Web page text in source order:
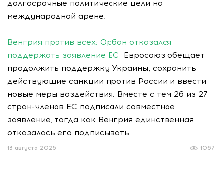
долгосрочные политические цели на
международной арене.
Венгрия против всех: Орбан отказался
поддержать заявление ЕС Евросоюз обещает
продолжить поддержку Украины, сохранить
действующие санкции против России и ввести
новые меры воздействия. Вместе с тем 26 из 27
стран-членов ЕС подписали совместное
заявление, тогда как Венгрия единственная
отказалась его подписывать.
1067
13 августа 2025